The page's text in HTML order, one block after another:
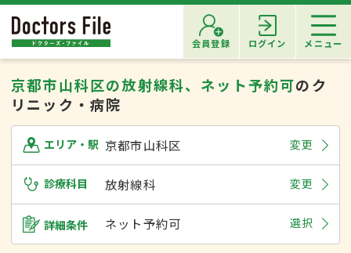
会員登録 ログイン メニュー
京都市山科区の放射線科、ネット予約可のク
リニック・病院
エリア・駅 京都市山科区 変更
診療科目 放射線科 変更
詳細条件 ネット予約可 選択